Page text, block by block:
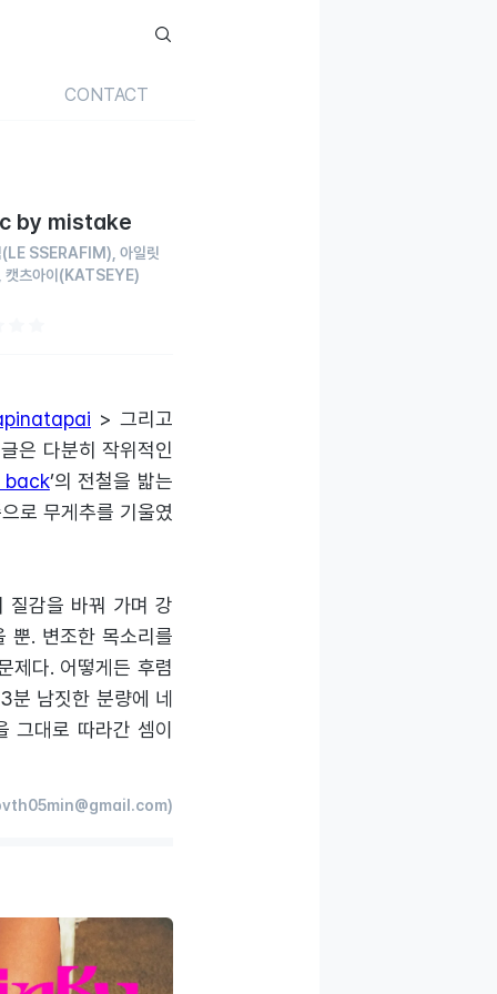
CONTACT
by mistake
(LE SSERAFIM) 아일릿
캣츠아이 (KATSEYE)
> 그리고
은 다분히 작위적인
back’의 전철을 밟는
로 무게추를 기울였
질감을 바꿔 가며 강
뿐. 변조한 목소리를
제다. 어떻게든 후렴
분 남짓한 분량에 네
그대로 따라간 셈이